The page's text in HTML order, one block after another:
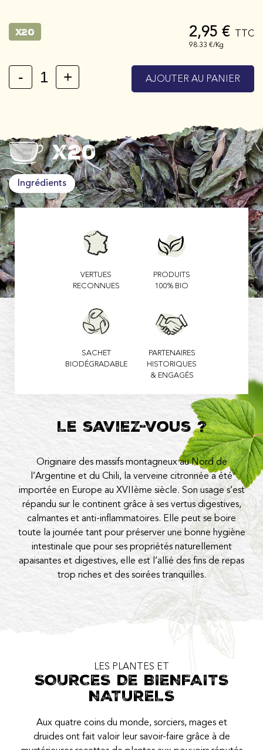
x20 2,95 € TTC
98.33 €/Kg
- + AJOUTER AU PANIER
x20
Ingrédients
VERTUES
RECONNUES
PRODUITS
100% BIO
SACHET
BIODÉGRADABLE
PARTENAIRES
HISTORIQUES
& ENGAGÉS
Le saviez-vous ?
Originaire des massifs montagneux au Nord de
l’Argentine et du Chili, la verveine citronnée a été
importée en Europe au XVIIème siècle. Son usage s’est
répandu sur le continent grâce à ses vertus digestives,
calmantes et anti-inflammatoires. Elle peut se boire
toute la journée tant pour préserver une bonne hygiène
intestinale que pour ses propriétés naturellement
apaisantes et digestives, elle est l’allié des fins de repas
trop riches et des soirées tranquilles.
LES PLANTES ET
SOURCES DE BIENFAITS
NATURELS
Aux quatre coins du monde, sorciers, mages et
druides ont fait valoir leur savoir-faire grâce à de